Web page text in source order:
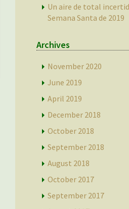
Un aire de total
Semana Santa de 2019
Archives
November 2020
June 2019
April 2019
December 2018
October 2018
September 2018
August 2018
October 2017
September 2017